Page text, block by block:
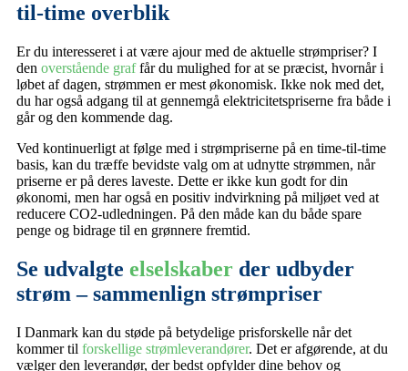
til-time overblik
Er du interesseret i at være ajour med de aktuelle strømpriser? I
den overstående graffår du mulighed for at se præcist, hvornår i
løbet af dagen, strømmen er mest økonomisk. Ikke nok med det,
du har også adgang til at gennemgå elektricitetspriserne fra både i
går og den kommende dag.
Ved kontinuerligt at følge med i strømpriserne på en time-til-time
basis, kan du træffe bevidste valg om at udnytte strømmen, når
priserne er på deres laveste. Dette er ikke kun godt for din
økonomi, men har også en positiv indvirkning på miljøet ved at
reducere CO2-udledningen. På den måde kan du både spare
penge og bidrage til en grønnere fremtid.
Se udvalgte elselskaber der udbyder
strøm – sammenlign strømpriser
I Danmark kan du støde på betydelige prisforskelle når det
kommer til forskellige strømleverandører. Det er afgørende, at du
vælger den leverandør, der bedst opfylder dine behov og